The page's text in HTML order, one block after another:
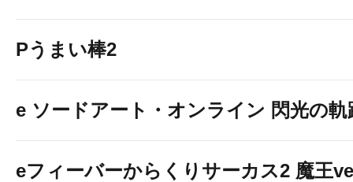
Pうまい棒2
e ソードアート・オンライン 閃光の軌
eフィーバーからくりサーカス2 魔王